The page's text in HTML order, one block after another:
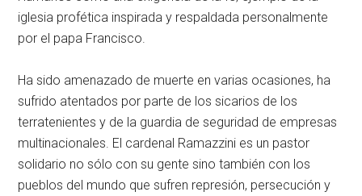
iglesia profética inspirada y respaldada personalmente
por el papa Francisco.
Ha sido amenazado de muerte en varias ocasiones, ha
sufrido atentados por parte de los sicarios de los
terratenientes y de la guardia de seguridad de empresas
multinacionales. El cardenal Ramazzini es un pastor
solidario no sólo con su gente sino también con los
pueblos del mundo que sufren represión, persecución y